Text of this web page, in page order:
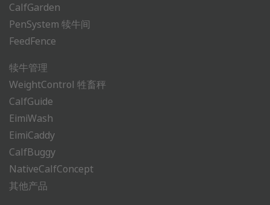
CalfGarden
PenSystem 犊牛间
FeedFence
犊牛管理
WeightControl 牲畜秤
CalfGuide
EimiWash
EimiCaddy
CalfBuggy
NativeCalfConcept
其他产品